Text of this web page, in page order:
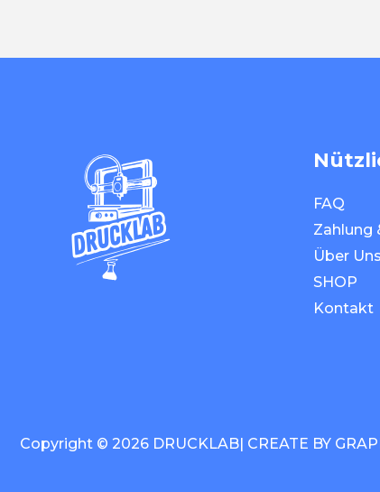
FAQ
Zahlung
Über Uns
SHOP
Kontakt
Copyright © 2026 DRUCKLAB| CREATE BY